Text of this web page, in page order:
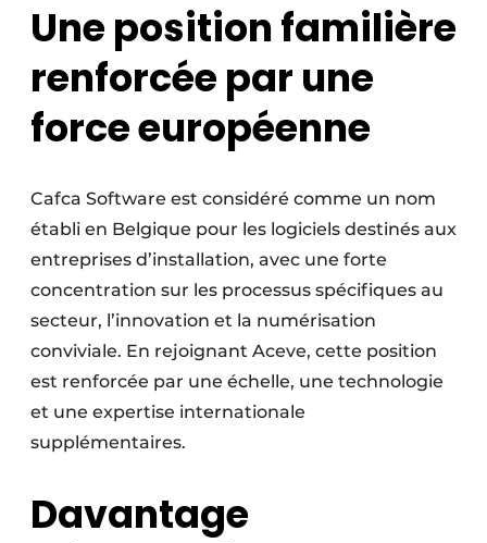
Une position familière
renforcée par une
force européenne
Cafca Software est considéré comme un nom
établi en Belgique pour les logiciels destinés aux
entreprises d’installation, avec une forte
concentration sur les processus spécifiques au
secteur, l’innovation et la numérisation
conviviale. En rejoignant Aceve, cette position
est renforcée par une échelle, une technologie
et une expertise internationale
supplémentaires.
Davantage